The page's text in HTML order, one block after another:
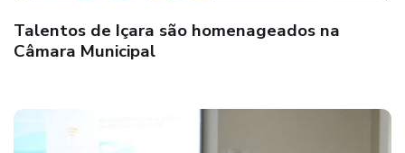
Talentos de Içara são homenageados na
Câmara Municipal